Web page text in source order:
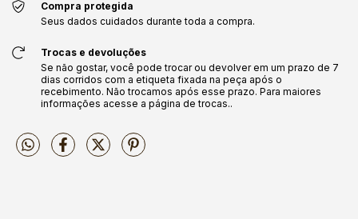
Compra protegida
Seus dados cuidados durante toda a compra.
Trocas e devoluções
Se não gostar, você pode trocar ou devolver em um prazo de 7
dias corridos com a etiqueta fixada na peça após o
recebimento. Não trocamos após esse prazo. Para maiores
informações acesse a página de trocas..